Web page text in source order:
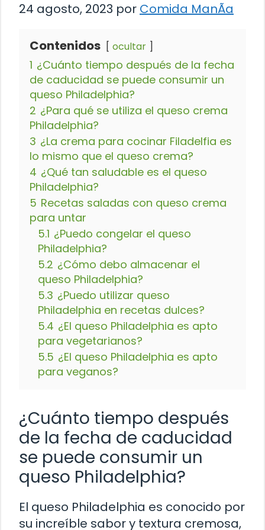
24 agosto, 2023 por Comida ManÃ­a
Contenidos ocultar
1 ¿Cuánto tiempo después de la fecha
de caducidad se puede consumir un
queso Philadelphia?
2 ¿Para qué se utiliza el queso crema
Philadelphia?
3 ¿La crema para cocinar Filadelfia es
lo mismo que el queso crema?
4 ¿Qué tan saludable es el queso
Philadelphia?
5 Recetas saladas con queso crema
para untar
5.1 ¿Puedo congelar el queso
Philadelphia?
5.2 ¿Cómo debo almacenar el
queso Philadelphia?
5.3 ¿Puedo utilizar queso
Philadelphia en recetas dulces?
5.4 ¿El queso Philadelphia es apto
para vegetarianos?
5.5 ¿El queso Philadelphia es apto
para veganos?
¿Cuánto tiempo después
de la fecha de caducidad
se puede consumir un
queso Philadelphia?
El queso Philadelphia es conocido por
su increíble sabor y textura cremosa,